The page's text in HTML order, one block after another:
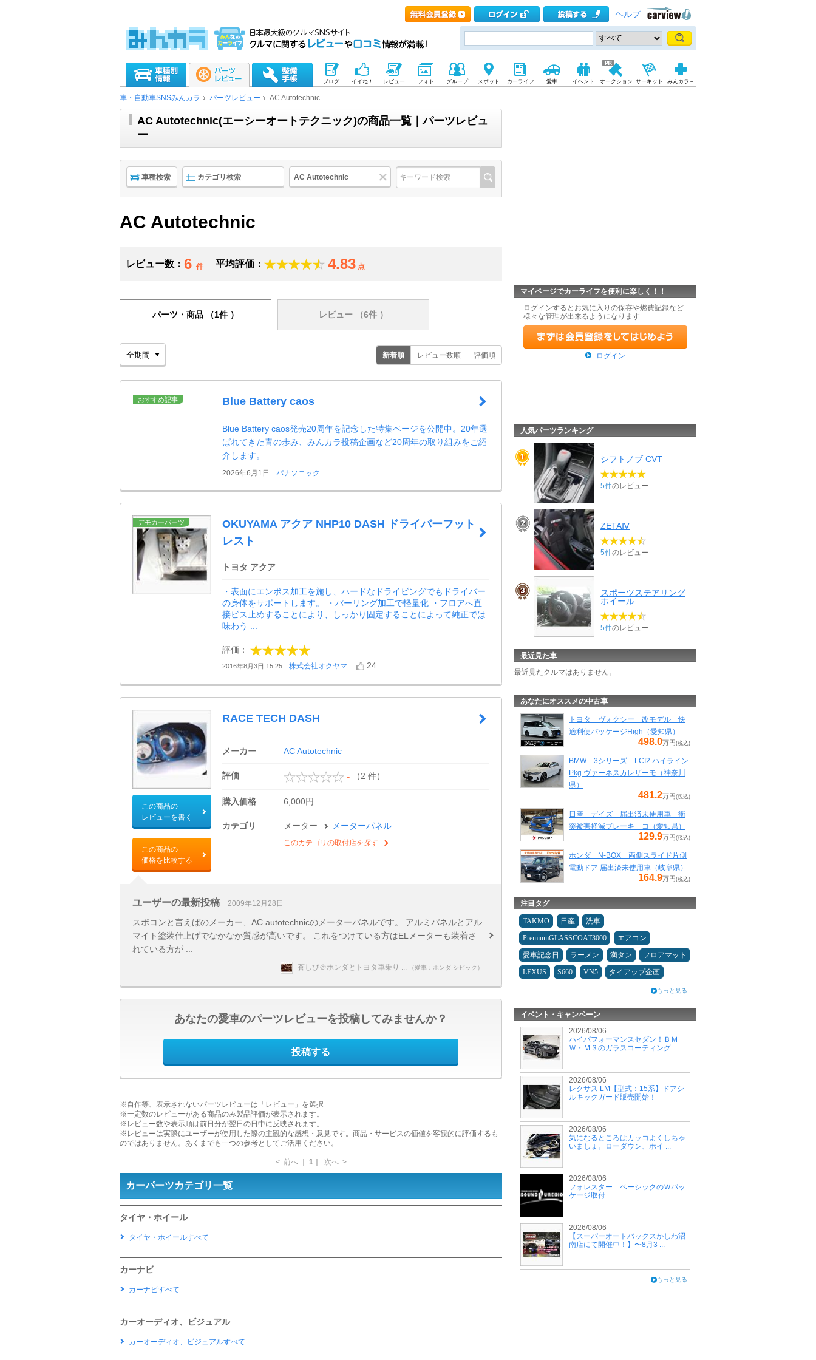
ヘルプ
ブログ イイね！ レビュー フォト グループ スポット カーライフ 愛車 イベント オークション サーキット みんカラ＋
車・自動車SNSみんカラ パーツレビュー AC Autotechnic
AC Autotechnic(エーシーオートテクニック)の商品一覧｜パーツレビュ
ー
車種検索 カテゴリ検索 AC Autotechnic
AC Autotechnic
レビュー数： 6 件 平均評価： 4.83 点
パーツ・商品 （1件 ） レビュー （6件 ）
新着順 レビュー数順 評価順
おすすめ記事 Blue Battery caos
Blue Battery caos発売20周年を記念した特集ページを公開中。20年選
ばれてきた青の歩み、みんカラ投稿企画など20周年の取り組みをご紹
介します。
2026年6月1日 パナソニック
デモカーパーツ
OKUYAMA アクア NHP10 DASH ドライバーフット
レスト
トヨタ アクア
・表面にエンボス加工を施し、ハードなドライビングでもドライバー
の身体をサポートします。 ・バーリング加工で軽量化 ・フロアへ直
接ビス止めすることにより、しっかり固定することによって純正では
味わう ...
評価：
2016年8月3日 15:25 株式会社オクヤマ 24
この商品の
レビューを書く
この商品の
価格を比較する
RACE TECH DASH
メーカー AC Autotechnic
評価 - （2 件）
購入価格 6,000円
カテゴリ メーター メーターパネル
このカテゴリの取付店を探す
ユーザーの最新投稿 2009年12月28日
スポコンと言えばのメーカー、AC autotechnicのメーターパネルです。 アルミパネルとアル
マイト塗装仕上げでなかなか質感が高いです。 これをつけている方はELメーターも装着さ
れている方が ...
蒼しび＠ホンダとトヨタ車乗り ... （愛車：ホンダ シビック）
あなたの愛車のパーツレビューを投稿してみませんか？
投稿する
※自作等、表示されないパーツレビューは「レビュー」を選択
※一定数のレビューがある商品のみ製品評価が表示されます。
※レビュー数や表示順は前日分が翌日の日中に反映されます。
※レビューは実際にユーザーが使用した際の主観的な感想・意見です。商品・サービスの価値を客観的に評価するも
のではありません。あくまでも一つの参考としてご活用ください。
< 前へ 1｜ 次へ >
カーパーツカテゴリ一覧
タイヤ・ホイール
タイヤ・ホイールすべて
カーナビ
カーナビすべて
カーオーディオ、ビジュアル
カーオーディオ、ビジュアルすべて
マイページでカーライフを便利に楽しく！！
ログインするとお気に入りの保存や燃費記録など
様々な管理が出来るようになります
ログイン
人気パーツランキング
シフトノブ CVT
5件のレビュー
ZETAⅣ
5件のレビュー
スポーツステアリング
ホイール
5件のレビュー
最近見た車
最近見たクルマはありません。
あなたにオススメの中古車
トヨタ ヴォクシー 改モデル 快
適利便パッケージHigh（愛知県）
498.0万円(税込)
BMW 3シリーズ LCI2 ハイライン
Pkg ヴァーネスカレザーモ（神奈川
県）
481.2万円(税込)
日産 デイズ 届出済未使用車 衝
突被害軽減ブレーキ コ（愛知県）
129.9万円(税込)
ホンダ N-BOX 両側スライド片側
電動ドア 届出済未使用車（岐阜県）
164.9万円(税込)
注目タグ
TAKMO 日産
洗車
PremiumGLASSCOAT3000
エアコン
愛車記念日
ラーメン 満タン
フロアマット
LEXUS
S660 VN5 タイアップ企画
もっと見る
イベント・キャンペーン
2026/08/06
ハイパフォーマンスセダン！ＢＭ
Ｗ・Ｍ３のガラスコーティング ...
2026/08/06
レクサス LM【型式：15系】ドアシ
ルキックガード販売開始！
2026/08/06
気になるところはカッコよくしちゃ
いましょ。ローダウン、ホイ ...
2026/08/06
フォレスター ベーシックのＷパッ
ケージ取付
2026/08/06
【スーパーオートバックスかしわ沼
南店にて開催中！】〜8月3 ...
もっと見る